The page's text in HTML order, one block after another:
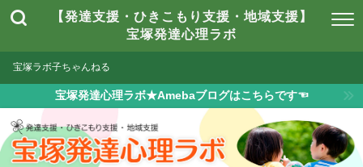
【発達支援・ひきこもり支援・地域支援】
宝塚発達心理ラボ
宝塚ラボ子ちゃんねる
宝塚発達心理ラボ★Amebaブログはこちらです☜